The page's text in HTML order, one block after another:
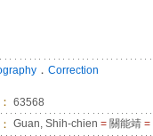
． Correction
： 63568
Guan, Shih-chien = 關能靖 =